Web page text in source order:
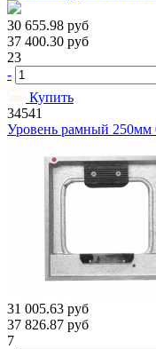
30 655.98 руб
37 400.30 руб
23
-
Купить
34541
Уровень рамный
31 005.63 руб
37 826.87 руб
7